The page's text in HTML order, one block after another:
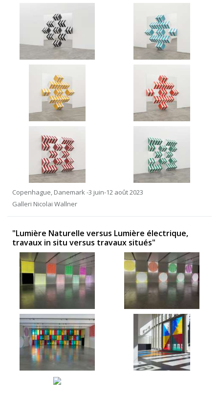
Copenhague, Danemark -3 juin-12 août 2023
Galleri Nicolai Wallner
"Lumière Naturelle versus Lumière électrique,
travaux in situ versus travaux situés"